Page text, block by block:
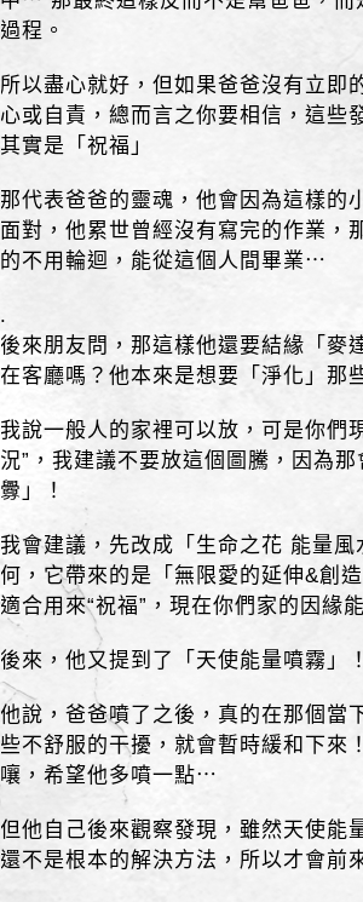
過程。
所以盡心就好，但如果爸爸沒有立即
心或自責，總而言之你要相信，這些
其實是「祝福」
那代表爸爸的靈魂，他會因為這樣的
面對，他累世曾經沒有寫完的作業，
的不用輪迴，能從這個人間畢業⋯
.
後來朋友問，那這樣他還要結緣「麥
在客廳嗎？他本來是想要「淨化」那
我說一般人的家裡可以放，可是你們
況”，我建議不要放這個圖騰，因為
釁」！
我會建議，先改成「生命之花 能量
何，它帶來的是「無限愛的延伸&創
適合用來“祝福”，現在你們家的因緣
後來，他又提到了「天使能量噴霧」
他說，爸爸噴了之後，真的在那個當
些不舒服的干擾，就會暫時緩和下來
嚷，希望他多噴一點⋯
但他自己後來觀察發現，雖然天使能
還不是根本的解決方法，所以才會前